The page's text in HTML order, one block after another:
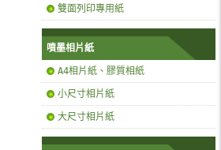
雙面列印專用紙
噴墨相片紙
A4相片紙、膠質相紙
小尺寸相片紙
大尺寸相片紙